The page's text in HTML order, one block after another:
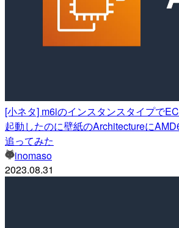
[小ネタ] m6iのインスタンスタイプで
起動したのに壁紙のArchitectureに
追ってみた
inomaso
2023.08.31